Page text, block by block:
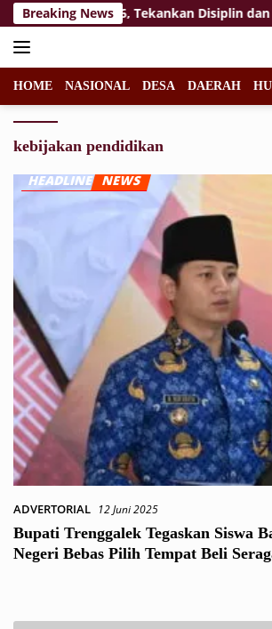
Langsung
ke
konten
Breaking News2026, Tekankan Disiplin dan
HOME NASIONAL DESA DAERAH
kebijakan pendidikan
ADVERTORIAL 12 Juni 2025
Bupati Trenggalek Tegaskan Siswa
Negeri Bebas Pilih Tempat Beli